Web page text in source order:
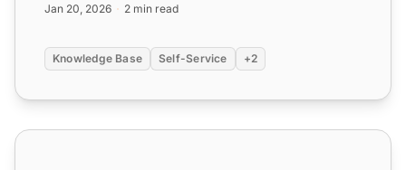
Jan 20, 2026 2 min read
Knowledge Base Self-Service +2
常见问题解答软件